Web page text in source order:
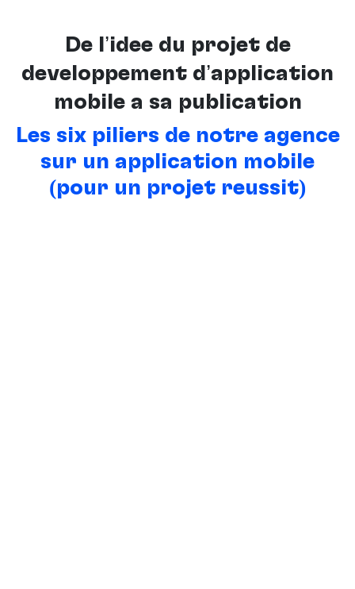
De l’idée du projet de
développement d’application
mobile à sa publication
Les six piliers de notre agence
sur un application mobile
(pour un projet réussit)